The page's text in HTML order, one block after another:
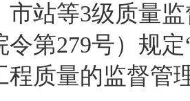
市站等3级质量
令第279号）规
程质量的监督管